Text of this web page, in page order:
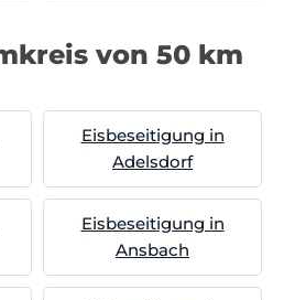
von 50 km
Eisbeseitigung in
Adelsdorf
Eisbeseitigung in
Ansbach